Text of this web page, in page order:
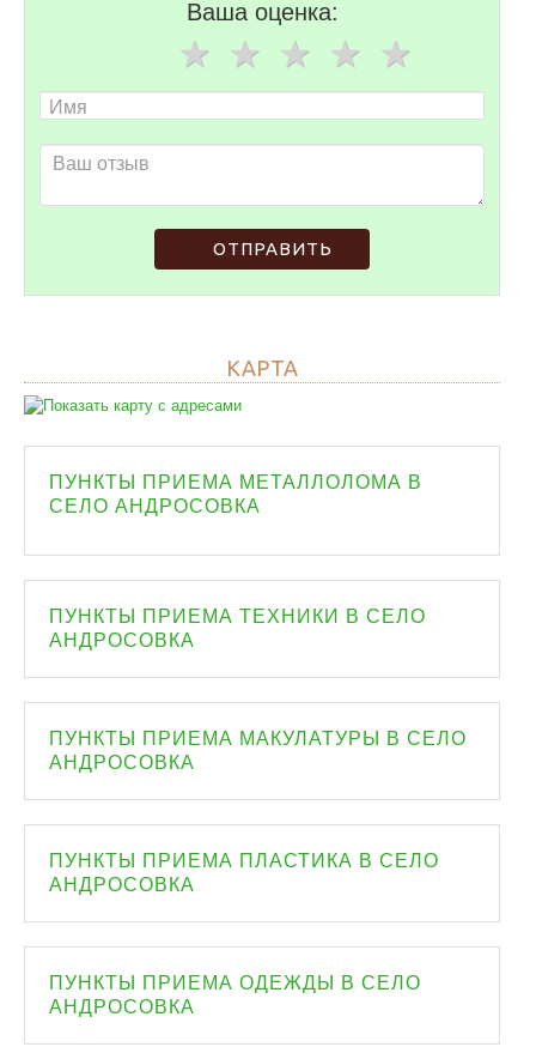
Ваша оценка:
ОТПРАВИТЬ
КАРТА
ПУНКТЫ ПРИЕМА МЕТАЛЛОЛОМА В
СЕЛО АНДРОСОВКА
ПУНКТЫ ПРИЕМА ТЕХНИКИ В СЕЛО
АНДРОСОВКА
ПУНКТЫ ПРИЕМА МАКУЛАТУРЫ В СЕЛО
АНДРОСОВКА
ПУНКТЫ ПРИЕМА ПЛАСТИКА В СЕЛО
АНДРОСОВКА
ПУНКТЫ ПРИЕМА ОДЕЖДЫ В СЕЛО
АНДРОСОВКА